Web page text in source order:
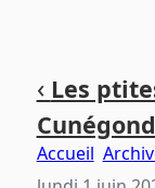
contenu
principal
menu
principal
page
‹ Les
Accueil